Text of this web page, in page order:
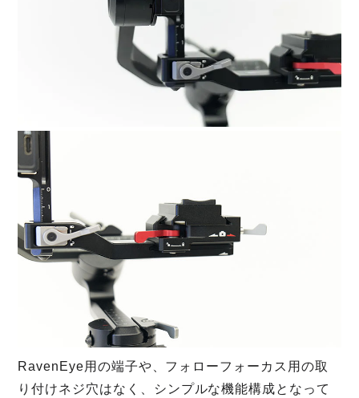
RavenEye用の端子や、フォローフォーカス用の取
り付けネジ穴はなく、シンプルな機能構成となって